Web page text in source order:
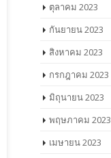
ตุลาคม 2023
กันยายน 2023
สิงหาคม 2023
กรกฎาคม 2023
มิถุนายน 2023
พฤษภาคม 2023
เมษายน 2023